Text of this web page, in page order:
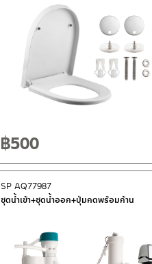
฿500
ชุดน้ำเข้า+ชุดน้ำออก+ปุ่มกดพร้อมก้าน
SP AQ77987